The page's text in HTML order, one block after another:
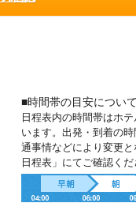
■時間帯の目安について
日程表内の時間帯はホ
います。出発・到着の
通事情などにより変更
日程表」にてご確認くだ